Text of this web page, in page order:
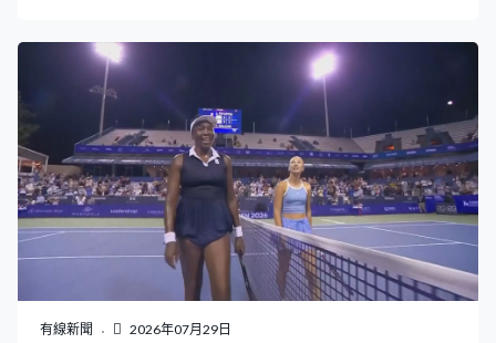
轟中門柱。 換邊後輪到威廉斯巴尼特欠點運，勁射中門
楣。熱刺連環不幸事件，高井幸大伸腳一截，變了助攻，
益了師兄關根貴大，多謝了。新加盟就入球，54分鐘悉尼
追和。被喻為「新孫興民」，梁民革大有機會成為贏球功
臣，但這次遠柱失機，傳中放到他的頭上，頂到解圍一
樣，沒辦法了，維持1比1，互射12碼。 熱刺運氣回來了，
第3輪有門柱幫忙，擋出約瑟拿斯，但第4輪當尼被救到。
幸好還有門將杜巴卡，隨即救出阿歷山大普波域的勁射，
維持3比2。第5輪史加列入就贏，沒問題了，熱刺結果在
12碼階段贏4比2，星期六鬥車路士。
有線新聞 2026年07月29日